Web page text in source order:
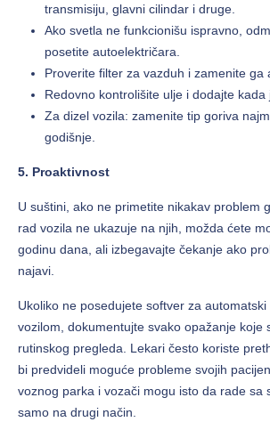
transmisiju, glavni cilindar i druge.
Ako svetla ne funkcionišu ispravno,
posetite autoelektričara.
Proverite filter za vazduh i zamenite ga
Redovno kontrolišite ulje i dodajte kada
Za dizel vozila: zamenite tip goriva
godišnje.
5. Proaktivnost
U suštini, ako ne primetite nikakav problem
rad vozila ne ukazuje na njih, možda ćete
godinu dana, ali izbegavajte čekanje ako
najavi.
Ukoliko ne posedujete softver za
vozilom, dokumentujte svako opažanje koje
rutinskog pregleda. Lekari često koriste
bi predvideli moguće probleme svojih
voznog parka i vozači mogu isto da rade sa
samo na drugi način.